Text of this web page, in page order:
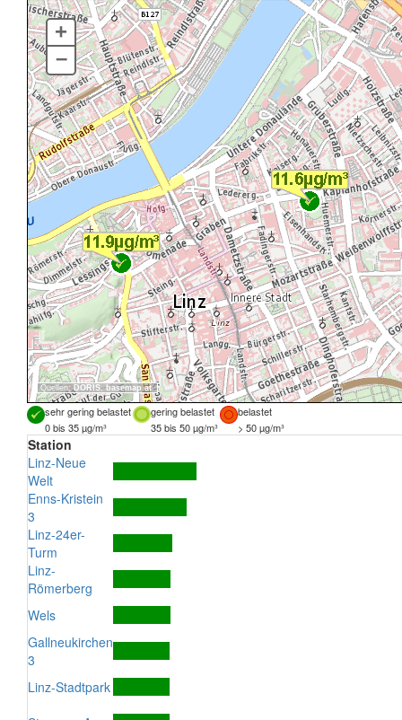
Quellen:DORIS, basemap.at
+
–
sehr gering belastet gering belastet
belastet
0 bis 35 µg/m³
35 bis 50 µg/m³ > 50 µg/m³
Station
Linz-Neue
Welt
Enns-Kristein
3
Linz-24er-
Turm
Linz-
Römerberg
Wels
Gallneukirchen
3
Linz-Stadtpark